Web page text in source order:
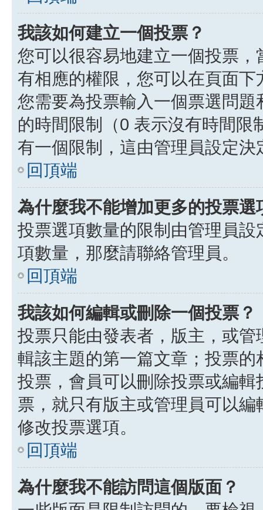
我該如何建立一個投票？
您可以很容易地建立一個投票
有相應的權限，您可以在頁面
您需要為投票輸入一個票選問
的時間限制（0 表示沒有時間限
有一個限制，這由管理員設定決
回頂端
為什麼我不能增加更多的投票選
投票選項數量的限制由管理員
項數量，那麼請聯絡管理員。
回頂端
我該如何編輯或刪除一個投票？
投票只能由發表者，版主，或
輯該主題的第一篇文章；投票
投票，會員可以刪除投票或編
票，就只有版主或管理員可以
修改投票選項。
回頂端
為什麼我不能訪問這個版面？